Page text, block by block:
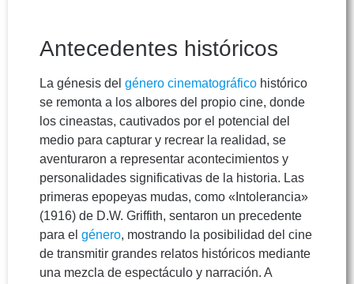
Antecedentes históricos
La génesis del género cinematográfico histórico
se remonta a los albores del propio cine, donde
los cineastas, cautivados por el potencial del
medio para capturar y recrear la realidad, se
aventuraron a representar acontecimientos y
personalidades significativas de la historia. Las
primeras epopeyas mudas, como «Intolerancia»
(1916) de D.W. Griffith, sentaron un precedente
para el género, mostrando la posibilidad del cine
de transmitir grandes relatos históricos mediante
una mezcla de espectáculo y narración. A